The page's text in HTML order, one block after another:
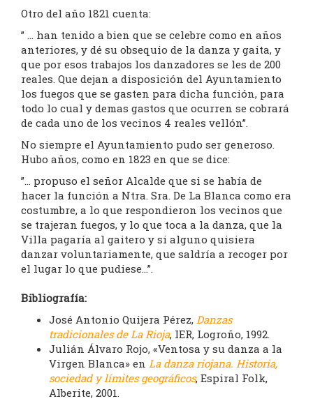
Otro del año 1821 cuenta:
” … han tenido a bien que se celebre como en años
anteriores, y dé su obsequio de la danza y gaita, y
que por esos trabajos los danzadores se les de 200
reales. Que dejan a disposición del Ayuntamiento
los fuegos que se gasten para dicha función, para
todo lo cual y demas gastos que ocurren se cobrará
de cada uno de los vecinos 4 reales vellón”.
No siempre el Ayuntamiento pudo ser generoso.
Hubo años, como en 1823 en que se dice:
”… propuso el señor Alcalde que si se había de
hacer la función a Ntra. Sra. De La Blanca como era
costumbre, a lo que respondieron los vecinos que
se trajeran fuegos, y lo que toca a la danza, que la
Villa pagaría al gaitero y si alguno quisiera
danzar voluntariamente, que saldría a recoger por
el lugar lo que pudiese…”.
Bibliografía:
José Antonio Quijera Pérez, Danzas
tradicionales de La Rioja, IER, Logroño, 1992.
Julián Álvaro Rojo, «Ventosa y su danza a la
Virgen Blanca» en La danza riojana. Historia,
sociedad y límites geográficos, Espiral Folk,
Alberite, 2001.